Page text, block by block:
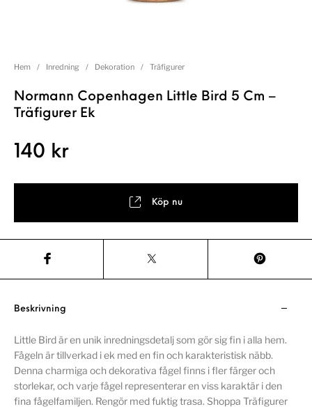
Hem / Inredning / Dekoration / Träfigurer
Normann Copenhagen Little Bird 5 Cm –
Träfigurer Ek
140 kr
Köp nu
Beskrivning
Little Bird är en unik inredningsdetalj som gör sig fin i alla hem.
Fågeln är tillverkad i ek med en fin och karakteristisk näbb.
Denna charmiga och dekorativa fågel finns i fler färger och
storlekar, och varje fågel representerar en viss karaktär i den
fina fågelfamiljen. Rengör med fuktig trasa. Shoppa Träfigurer